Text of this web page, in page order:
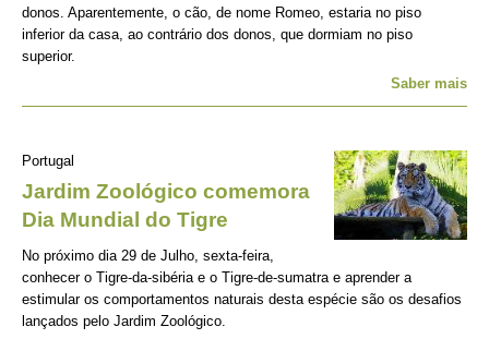
donos. Aparentemente, o cão, de nome Romeo, estaria no piso
inferior da casa, ao contrário dos donos, que dormiam no piso
superior.
Saber mais
Portugal
Jardim Zoológico comemora
Dia Mundial do Tigre
No próximo dia 29 de Julho, sexta-feira,
conhecer o Tigre-da-sibéria e o Tigre-de-sumatra e aprender a
estimular os comportamentos naturais desta espécie são os desafios
lançados pelo Jardim Zoológico.